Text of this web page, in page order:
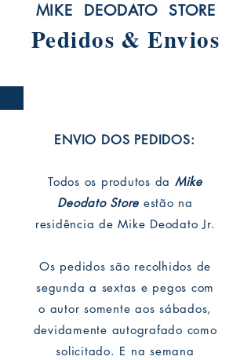
MIKE DEODATO STORE
Pedidos & Envios
ENVIO DOS PEDIDOS:
Todos os produtos da Mike
Deodato Store estão na
residência de Mike Deodato Jr.
Os pedidos são recolhidos de
segunda a sextas e pegos com
o autor somente aos sábados,
devidamente autografado como
solicitado. E na semana